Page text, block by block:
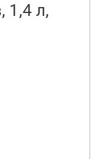
1,4 л,